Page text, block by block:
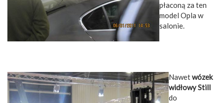
płaconą za ten
model Opla w
salonie.
Nawetwózek
widłowy Still
do